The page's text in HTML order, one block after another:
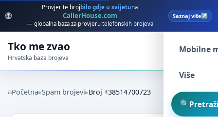
🌐
Provjerite broj bilo gdje u svijetuna
CallerHouse.com
— globalna baza za provjeru telefonskih brojeva
Saznaj više
Tko me zvao
Hrvatska baza brojeva
Spam
Mobilne
Više
Početna Spam brojevi Broj +38514700723